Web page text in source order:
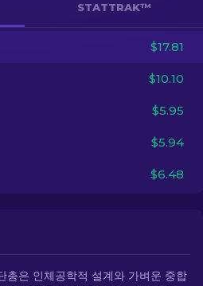
STATTRAK™
$17.81
$10.10
$5.95
$5.94
$6.48
은 인체공학적 설계와 가벼운 중합